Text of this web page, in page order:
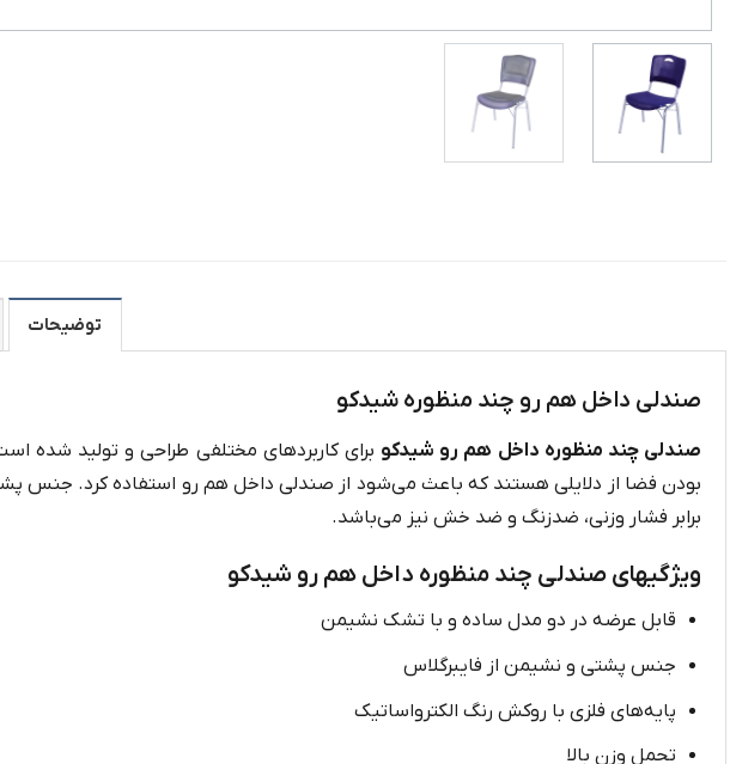
توضیحات
صندلی داخل هم رو چند منظوره شیدکو
صندلی چند منظوره داخل هم رو شیدکو برای کاربردهای مختلفی طراحی و تولید شده
بودن فضا از دلایلی هستند که باعث می‌شود از صندلی داخل هم رو استفاده کرد. جنس
برابر فشار وزنی، ضدزنگ و ضد خش نیز می‌باشد.
ویژگیهای صندلی چند منظوره داخل هم رو شیدکو
قابل عرضه در دو مدل ساده و با تشک نشیمن
جنس پشتی و نشیمن از فایبرگلاس
پایه‌های فلزی با روکش رنگ الکترواساتیک
تحمل وزن بالا